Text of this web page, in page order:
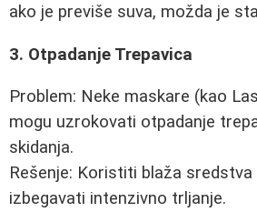
ako je previše suva, možda je
3. Otpadanje Trepavica
Problem: Neke maskare (kao
mogu uzrokovati otpadanje
skidanja.
Rešenje: Koristiti blaža sredstva
izbegavati intenzivno trljanje.